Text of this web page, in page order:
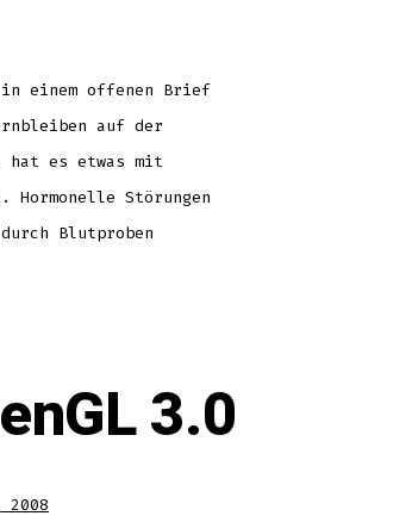
einem offenen Brief
auf der
hat es etwas mit
Hormonelle Störungen
Blutproben
3.0
2008